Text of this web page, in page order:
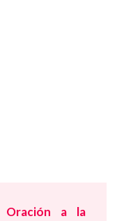
Oración a la